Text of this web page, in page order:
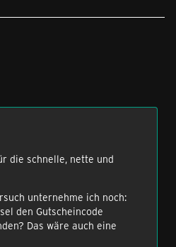
die schnelle, nette und
unternehme ich noch:
den Gutscheincode
Das wäre auch eine